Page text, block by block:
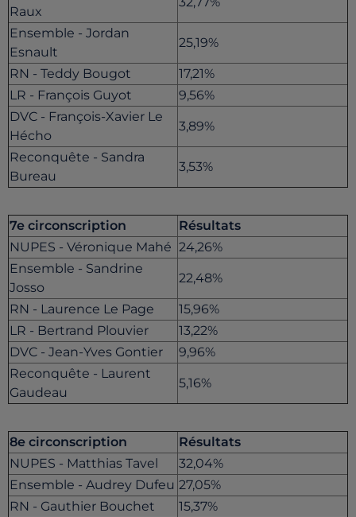
Raux
Ensemble - Jordan
Esnault
25,19%
RN - Teddy Bougot
17,21%
LR - François Guyot
9,56%
DVC - François-Xavier Le
Hécho
3,89%
Reconquête - Sandra
Bureau
3,53%
7e circonscription
Résultats
NUPES - Véronique Mahé 24,26%
Ensemble - Sandrine
Josso
22,48%
RN - Laurence Le Page
15,96%
LR - Bertrand Plouvier
13,22%
DVC - Jean-Yves Gontier
9,96%
Reconquête - Laurent
Gaudeau
5,16%
8e circonscription
Résultats
NUPES - Matthias Tavel
32,04%
Ensemble - Audrey Dufeu 27,05%
RN - Gauthier Bouchet
15,37%